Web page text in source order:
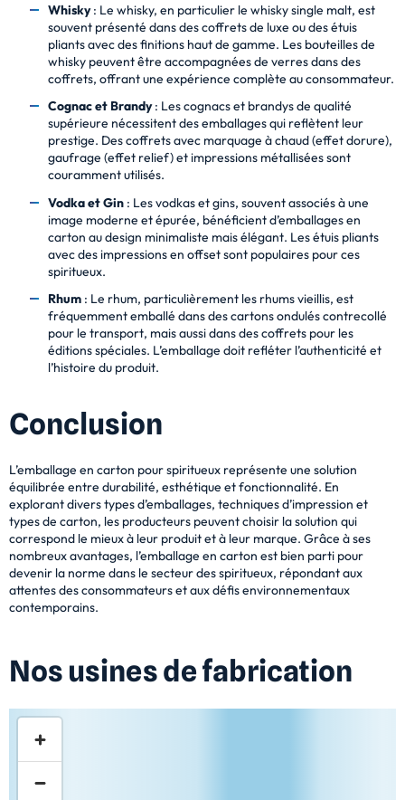
Whisky: Le whisky, en particulier le whisky single malt, est
souvent présenté dans des coffrets de luxe ou des étuis
pliants avec des finitions haut de gamme. Les bouteilles de
whisky peuvent être accompagnées de verres dans des
coffrets, offrant une expérience complète au consommateur.
Cognac et Brandy: Les cognacs et brandys de qualité
supérieure nécessitent des emballages qui reflètent leur
prestige. Des coffrets avec marquage à chaud (effet dorure),
gaufrage (effet relief) et impressions métallisées sont
couramment utilisés.
Vodka et Gin : Les vodkas et gins, souvent associés à une
image moderne et épurée, bénéficient d’emballages en
carton au design minimaliste mais élégant. Les étuis pliants
avec des impressions en offset sont populaires pour ces
spiritueux.
Rhum : Le rhum, particulièrement les rhums vieillis, est
fréquemment emballé dans des cartons ondulés contrecollé
pour le transport, mais aussi dans des coffrets pour les
éditions spéciales. L’emballage doit refléter l’authenticité et
l’histoire du produit.
Conclusion
L’emballage en carton pour spiritueux représente une solution
équilibrée entre durabilité, esthétique et fonctionnalité. En
explorant divers types d’emballages, techniques d’impression et
types de carton, les producteurs peuvent choisir la solution qui
correspond le mieux à leur produit et à leur marque. Grâce à ses
nombreux avantages, l’emballage en carton est bien parti pour
devenir la norme dans le secteur des spiritueux, répondant aux
attentes des consommateurs et aux défis environnementaux
contemporains.
Nos usines de fabrication